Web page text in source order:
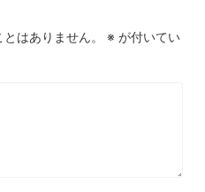
はありません。 ※ が付いてい